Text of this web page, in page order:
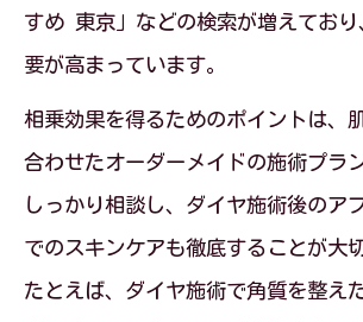
すめ 東京」などの検索が増えてお
要が高まっています。
相乗効果を得るためのポイントは、
合わせたオーダーメイドの施術プラ
しっかり相談し、ダイヤ施術後のア
でのスキンケアも徹底することが大
たとえば、ダイヤ施術で角質を整え